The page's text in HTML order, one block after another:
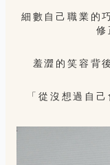
細數自己職業的
修
羞澀的笑容背
「從沒想過自